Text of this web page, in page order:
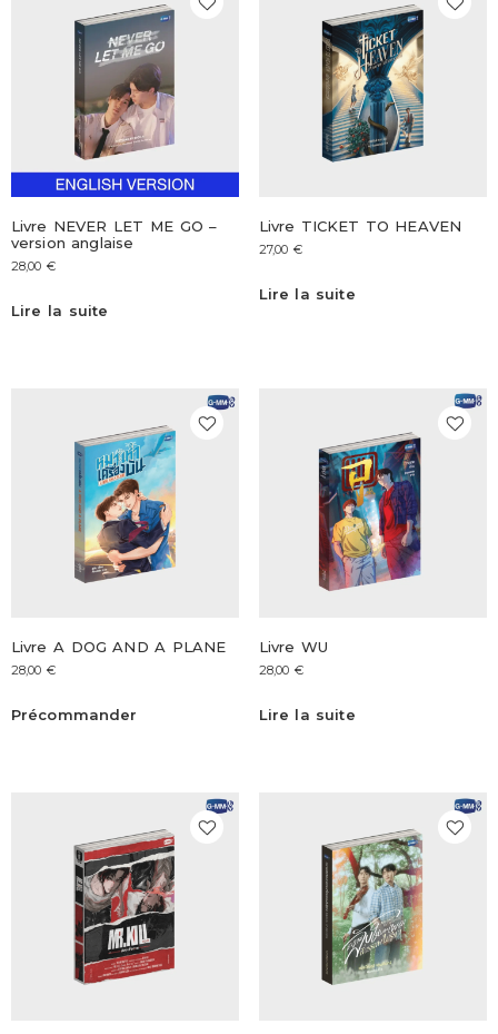
Livre NEVER LET ME GO –
version anglaise
28,00 €
Lire la suite
Livre TICKET TO HEAVEN
27,00 €
Lire la suite
Livre A DOG AND A PLANE
28,00 €
Précommander
Livre WU
28,00 €
Lire la suite